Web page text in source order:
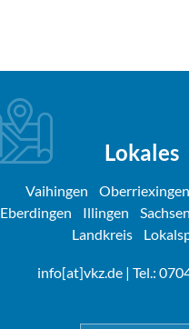
Lokales
Vaihingen Oberriexingen
Eberdingen
Illingen
Landkreis
info[at]vkz.de| Tel.: